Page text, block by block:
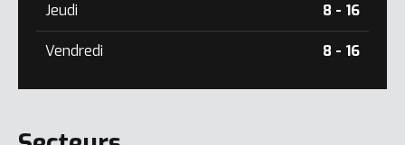
Jeudi 8 - 16
Vendredi 8 - 16